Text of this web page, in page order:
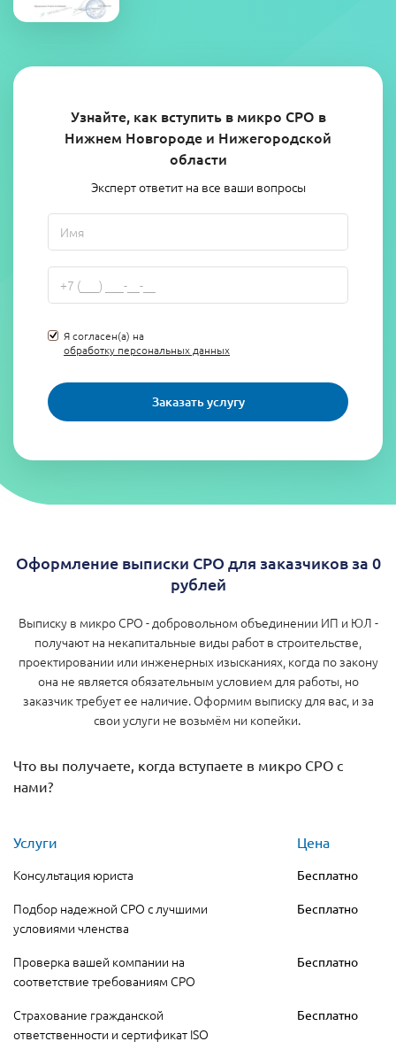
Узнайте, как вступить в микро СРО в
Нижнем Новгороде и Нижегородской
области
Эксперт ответит на все ваши вопросы
Я согласен(а) на
обработку персональных данных
Заказать услугу
Оформление выписки СРО для заказчиков за 0
рублей
Выписку в микро СРО - добровольном объединении ИП и ЮЛ -
получают на некапитальные виды работ в строительстве,
проектировании или инженерных изысканиях, когда по закону
она не является обязательным условием для работы, но
заказчик требует ее наличие. Оформим выписку для вас, и за
свои услуги не возьмём ни копейки.
Что вы получаете, когда вступаете в микро СРО с
нами?
Услуги
Цена
Консультация юриста
Бесплатно
Подбор надежной СРО с лучшими
условиями членства
Бесплатно
Проверка вашей компании на
соответствие требованиям СРО
Бесплатно
Страхование гражданской
ответственности и сертификат ISO
Бесплатно